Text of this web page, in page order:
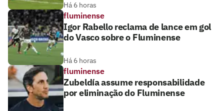
Há 6 horas
fluminense
Igor Rabello reclama de lance em gol
do Vasco sobre o Fluminense
Há 6 horas
fluminense
Zubeldía assume responsabilidade
por eliminação do Fluminense